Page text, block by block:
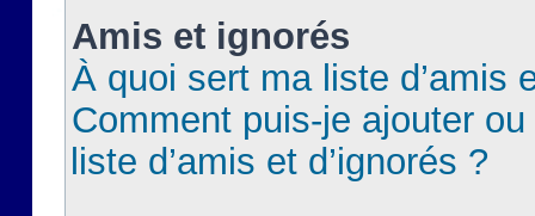
Amis et ignorés
À quoi sert ma liste d’amis
Comment puis-je ajouter
liste d’amis et d’ignorés ?